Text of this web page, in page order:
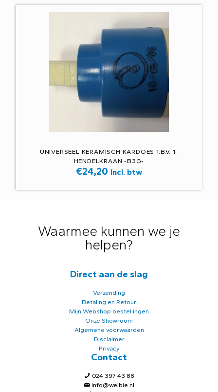
UNIVERSEEL KERAMISCH KARDOES T.B.V. 1-
HENDELKRAAN -B3G-
€24,20 Incl. btw
Waarmee kunnen we je
helpen?
Direct aan de slag
Verzending
Betaling en Retour
Mijn Webshop bestellingen
Onze Showroom
Algemene voorwaarden
Disclaimer
Privacy
Contact
024 397 43 88
info@welbie.nl